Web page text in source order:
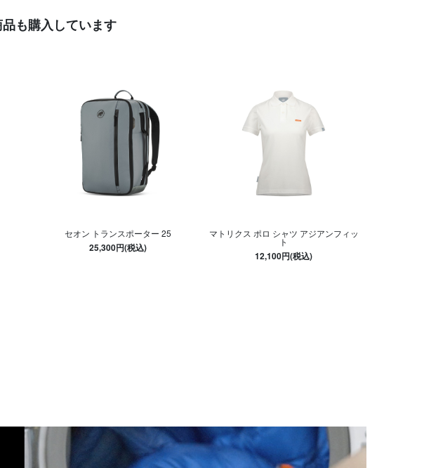
も購入しています
セオン トランスポーター 25
25,300円(税込)
マトリクス ポロ シャツ アジアンフィッ
ト
12,100円(税込)